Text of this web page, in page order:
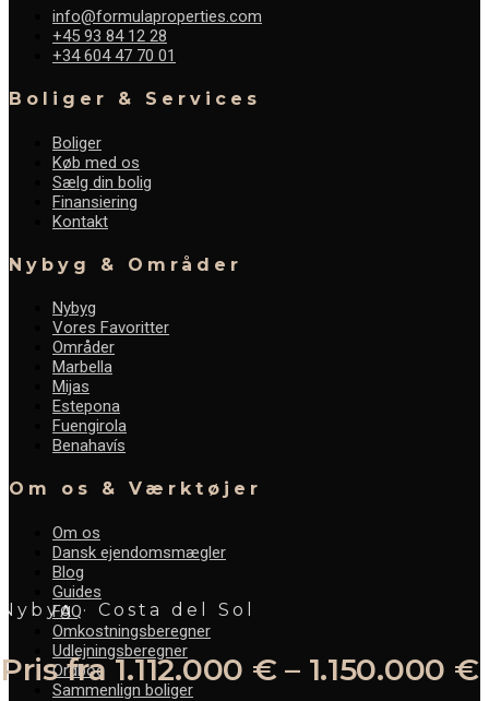
Nybyg · Costa del Sol
Pris fra 1.112.000 € – 1.150.000 €
info@formulaproperties.com
+45 93 84 12 28
+34 604 47 70 01
Boliger & Services
Boliger
Køb med os
Sælg din bolig
Finansiering
Kontakt
Nybyg & Områder
Nybyg
Vores Favoritter
Områder
Marbella
Mijas
Estepona
Fuengirola
Benahavís
Om os & Værktøjer
Om os
Dansk ejendomsmægler
Blog
Guides
FAQ
Omkostningsberegner
Udlejningsberegner
Ordbog
Sammenlign boliger